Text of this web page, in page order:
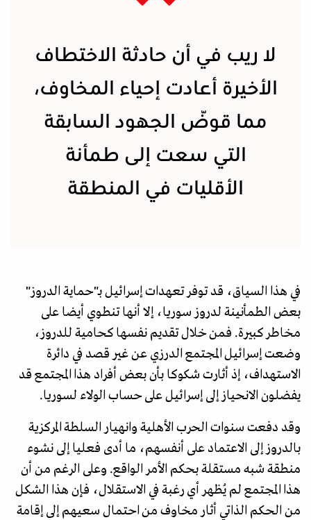
لا ريب في أن حادثة الاختطاف
الأخيرة أعادت إحياء المخاوف،
مما قوّض الجهود السابقة
التي سعت إلى طمأنة
الأقليات في المنطقة
في هذا السياق، قد توفر تعهدات إسرائيل بـ"حماية الدروز"
بعض الطمأنينة لدروز سوريا، إلا أنها تنطوي أيضا على
مخاطر كبيرة. فمن خلال تقديم نفسها كحامية للدروز،
وضعت إسرائيل المجتمع الدرزي عن غير قصد في دائرة
الاستهداف، إذ أثارت شكوكا بأن بعض أفراد هذا المجتمع قد
يفضلون الانحياز إلى إسرائيل على حساب الولاء لسوريا.
وقد دفعت سنوات الحرب الأهلية وانهيار السلطة المركزية
بالدروز إلى الاعتماد على أنفسهم، ما أدى فعليا إلى نشوء
منطقة شبه مستقلة بحكم الأمر الواقع. وعلى الرغم من أن
هذا المجتمع لم يُظهر أي رغبة في الاستقلال، فإن هذا الشكل
من الحكم الذاتي أثار مخاوف من احتمال سعيهم إلى إقامة